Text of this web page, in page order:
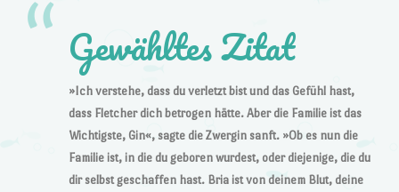
Gewähltes Zitat
»Ich verstehe, dass du verletzt bist und das Gefühl hast,
dass Fletcher dich betrogen hätte. Aber die Familie ist das
Wichtigste, Gin«, sagte die Zwergin sanft. »Ob es nun die
Familie ist, in die du geboren wurdest, oder diejenige, die du
dir selbst geschaffen hast. Bria ist von deinem Blut, deine